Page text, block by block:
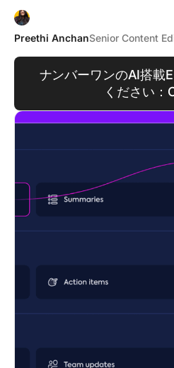
Preethi AnchanSenior Content
ナンバーワンのAI搭載
ください：